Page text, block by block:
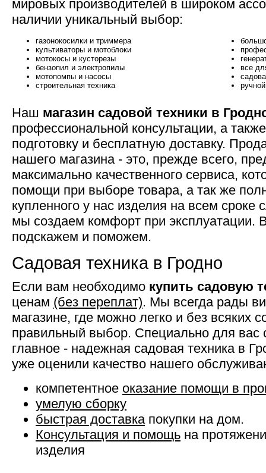
мировых производителей в широком
наличии уникальный выбор:
газонокосилки и триммера
культиваторы и мотоблоки
мотокосы и кусторезы
бензопил и электропилы
мотопомпы и насосы
строительная техника
все
Наш магазин садовой техники в
профессиональной консультации, а
подготовку и бесплатную доставку.
нашего магазина - это, прежде всего,
максимально качественного сервиса,
помощи при выборе товара, а так же
купленного у нас изделия на всем
мы создаем комфорт при эксплуатации.
подскажем и поможем.
Садовая техника в Гродно
Если вам необходимо купить садовую
ценам (без переплат). Мы всегда рады
магазине, где можно легко и без всяких
правильный выбор. Специально для вас
главное - надежная садовая техника в
уже оценили качество нашего
компетентное оказание помощи в
умелую сборку
быстрая доставкапокупки на дом.
Консультация и помощь на
изделия